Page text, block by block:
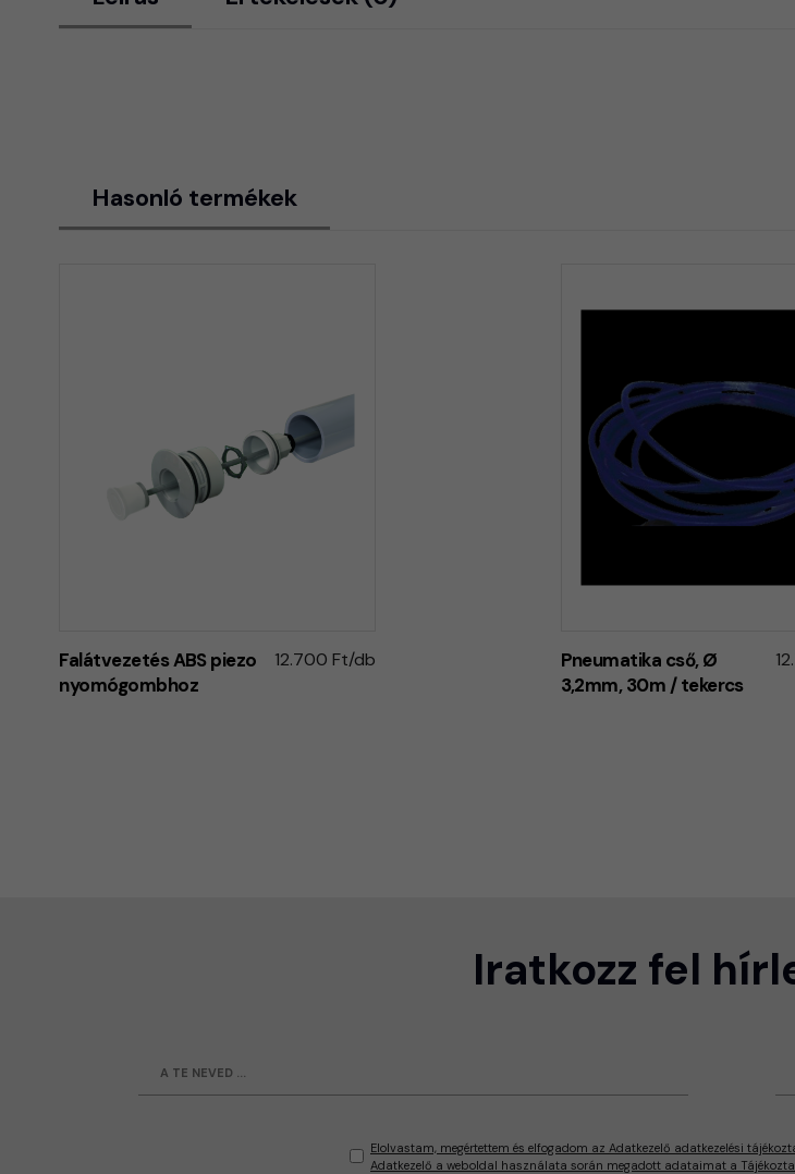
Hasonló termékek
Falátvezetés ABS piezo
nyomógombhoz
12.700 Ft/db
Pneumatika cső, Ø
3,2mm, 30m / tekercs
Iratkozz fel
Elolvastam, megértettem és elfogadom az Adatkezelő adatkezelési
Adatkezelő a weboldal használata során megadott adataimat a